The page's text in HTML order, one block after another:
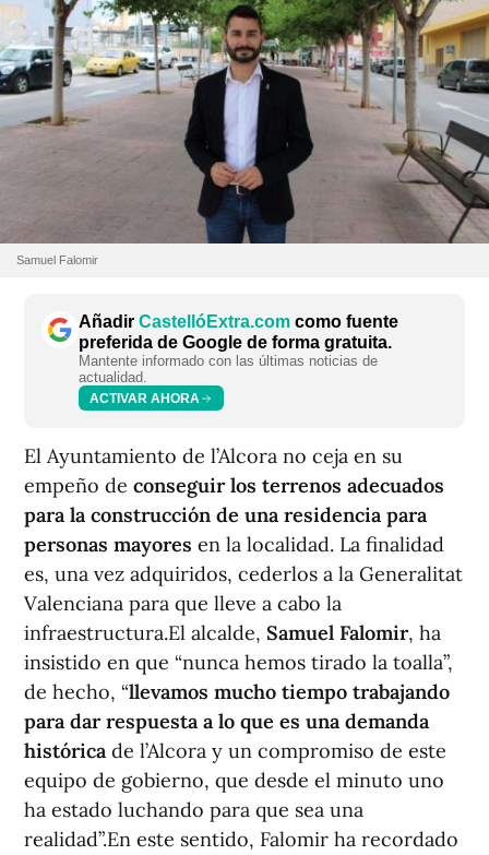
Samuel Falomir
Añadir CastellóExtra.com como fuente
preferida de Google de forma gratuita.
Mantente informado con las últimas noticias de
actualidad.
ACTIVAR AHORA
El Ayuntamiento de l’Alcora no ceja en su
empeño de conseguir los terrenos adecuados
para la construcción de una residencia para
personas mayores en la localidad. La finalidad
es, una vez adquiridos, cederlos a la Generalitat
Valenciana para que lleve a cabo la
infraestructura.El alcalde, Samuel Falomir, ha
insistido en que “nunca hemos tirado la toalla”,
de hecho, “llevamos mucho tiempo trabajando
para dar respuesta a lo que es una demanda
histórica de l’Alcora y un compromiso de este
equipo de gobierno, que desde el minuto uno
ha estado luchando para que sea una
realidad”.En este sentido, Falomir ha recordado